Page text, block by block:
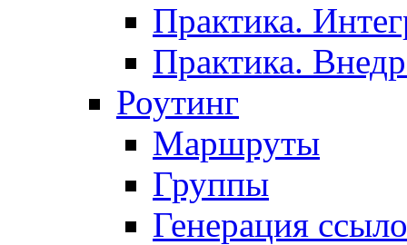
Практика.
Практика.
Роутинг
Маршруты
Группы
Генерация